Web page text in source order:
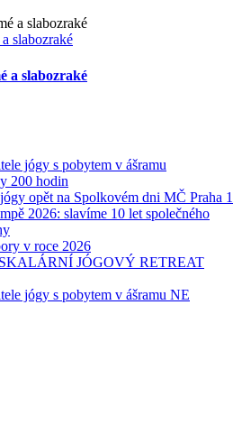
slabozraké
a slabozraké
jógy s pobytem v ášramu
200 hodin
opět na Spolkovém dni MČ Praha 1
2026: slavíme 10 let společného
v roce 2026
JÓGOVÝ RETREAT
jógy s pobytem v ášramu NE